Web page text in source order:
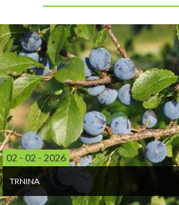
02 - 02 - 2026
TRNINA